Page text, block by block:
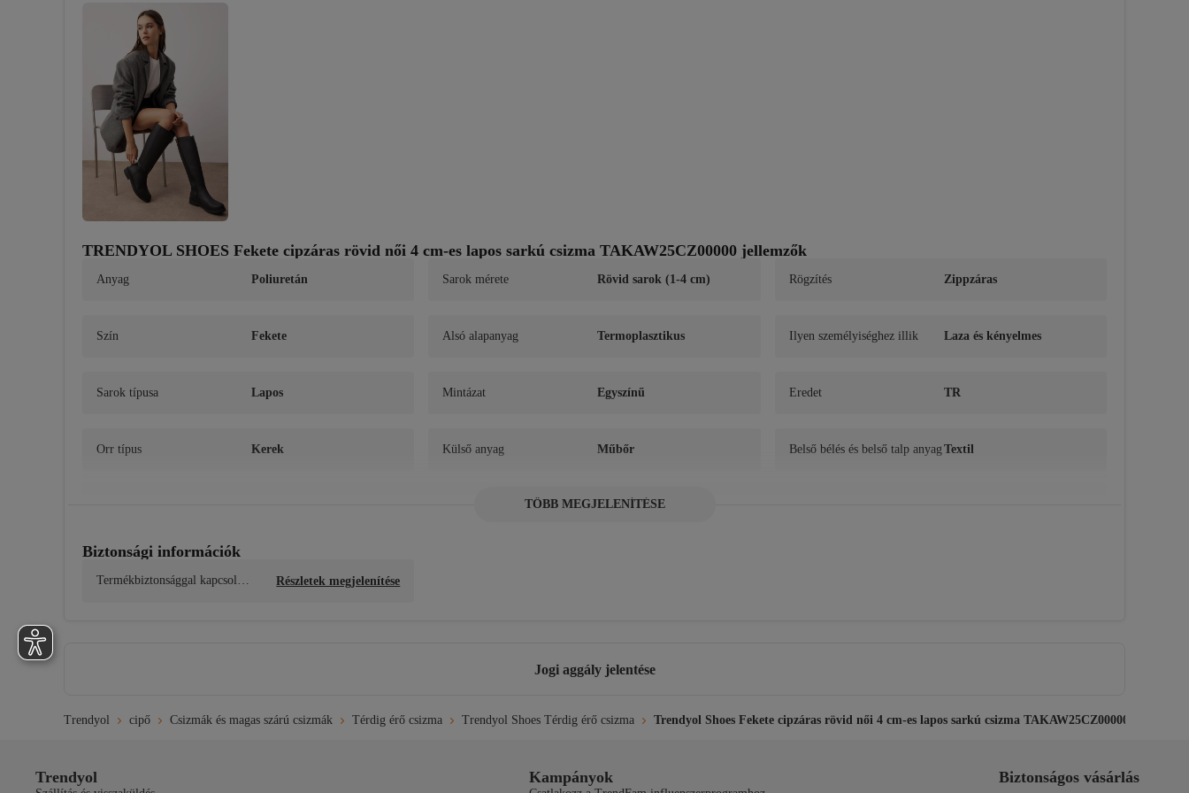
TRENDYOL SHOES Fekete cipzáras rövid női 4 cm-es lapos sarkú csizma TAKAW25CZ00000 jellemzők
Anyag Poliuretán Sarok mérete Rövid sarok (1-4 cm) Rögzítés Zippzáras
Szín Fekete Alsó alapanyag Termoplasztikus Ilyen személyiséghez illik Laza és kényelmes
Sarok típusa Lapos Mintázat Egyszínű Eredet TR
Orr típus Kerek Külső anyag Műbőr Belső bélés és belső talp anyag Textil
ak Spine Tower No:5 İç Ka
pı:19 Sarıyer/İstanbul
Mosási útmutató
- A részletes karbantartási utasításokat a termék címkéjén találja.
TÖBB MEGJELENÍTÉSE
Biztonsági információk
Termékbiztonsággal kapcsolat
Részletek megjelenítése
Jogi aggály jelentése
Trendyol cipő Csizmák és magas szárú csizmák Térdig érő csizma Trendyol Shoes Térdig érő csizma Trendyol Shoes Fekete cipzáras rövid női 4 cm-es lapos sarkú csizma TAKAW25CZ00000
Trendyol Kampányok Biztonságos vásárlás